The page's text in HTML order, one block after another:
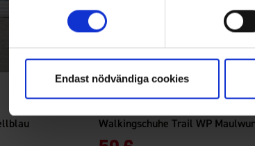
Endast nödvändiga cookies
Walkingschuhe Trail WP